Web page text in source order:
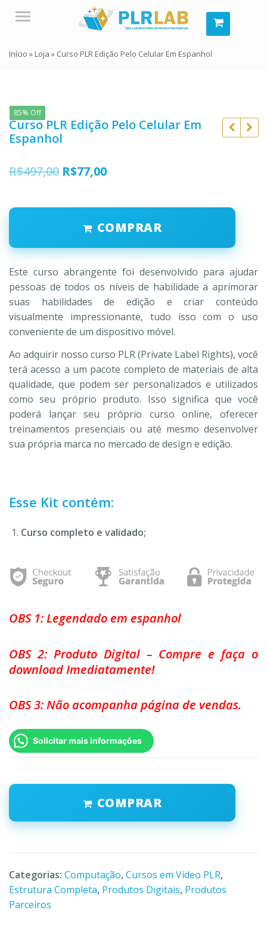
Menu
Início »Loja » Curso PLR Edição Pelo Celular Em Espanhol
85% Off
Curso PLR Edição Pelo Celular Em
Espanhol
R$497,00 O
original
era:
R$497,00.
R$77,00O
atual
é:
R$77,00.
COMPRAR
Este curso abrangente foi desenvolvido para ajudar
pessoas de todos os níveis de habilidade a aprimorar
suas habilidades de edição e criar conteúdo
visualmente impressionante, tudo isso com o uso
conveniente de um dispositivo móvel.
Ao adquirir nosso curso PLR (Private Label Rights), você
terá acesso a um pacote completo de materiais de alta
qualidade, que podem ser personalizados e utilizados
como seu próprio produto. Isso significa que você
poderá lançar seu próprio curso online, oferecer
treinamentos presenciais ou até mesmo desenvolver
sua própria marca no mercado de design e edição.
Esse Kit contém:
Curso completo e validado;
OBS 1: Legendado em espanhol
OBS 2: Produto Digital – Compre e faça o
download Imediatamente!
OBS 3: Não acompanha página de vendas.
Solicitar mais informações
COMPRAR
Categorias: Computação,Cursos em Vídeo PLR,
Estrutura Completa, Produtos Digitais, Produtos
Parceiros